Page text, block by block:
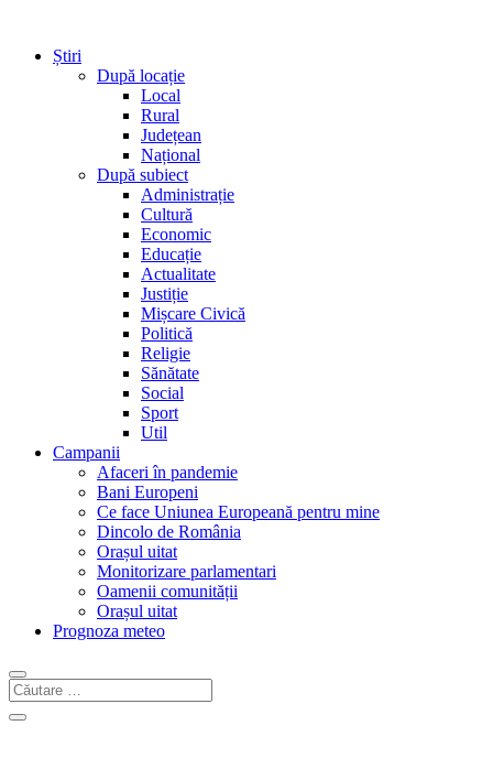
Știri
După locație
Local
Rural
Județean
Național
După subiect
Administrație
Cultură
Economic
Educație
Actualitate
Justiție
Mișcare Civică
Politică
Religie
Sănătate
Social
Sport
Util
Campanii
Afaceri în pandemie
Bani Europeni
Ce face Uniunea Europeană pentru mine
Dincolo de România
Orașul uitat
Monitorizare parlamentari
Oamenii comunității
Orașul uitat
Prognoza meteo